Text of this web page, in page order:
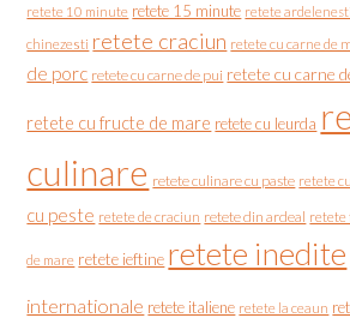
retete 10 minute retete 15 minute retete ardelenesti
chinezesti retete craciun retete cu carne de
de porc retete cu carne de pui retete cu carne
retete cu fructe de mare retete cu leurda
culinare retete culinare cu paste retete
cu peste retete de craciun retete din ardeal retete
de mare retete ieftine retete inedite
internationale retete italiene retete la ceaun